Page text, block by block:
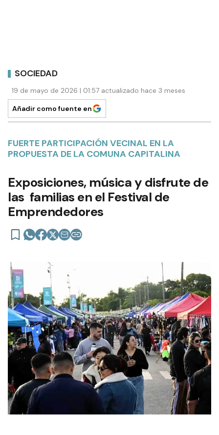
SOCIEDAD
19 de mayo de 2026 | 01:57 actualizado hace 3 meses
Añadir como fuente en
FUERTE PARTICIPACIÓN VECINAL EN LA
PROPUESTA DE LA COMUNA CAPITALINA
Exposiciones, música y disfrute de
las familias en el Festival de
Emprendedores